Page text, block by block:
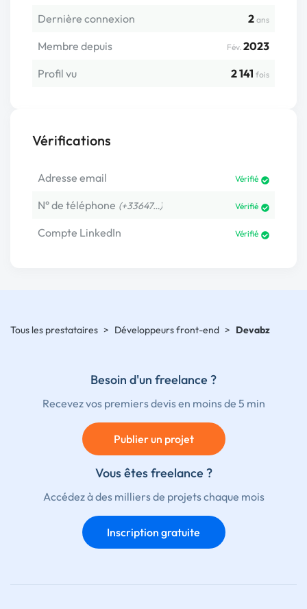
Dernière connexion 2 ans
Membre depuis Fév. 2023
Profil vu
2 141 fois
Vérifications
Adresse email Vérifié
N° de téléphone (+33647…) Vérifié
Compte LinkedIn Vérifié
Tous les prestataires > Développeurs front-end > Devabz
Besoin d'un freelance ?
Recevez vos premiers devis en moins de 5 min
Publier un projet
Vous êtes freelance ?
Accédez à des milliers de projets chaque mois
Inscription gratuite